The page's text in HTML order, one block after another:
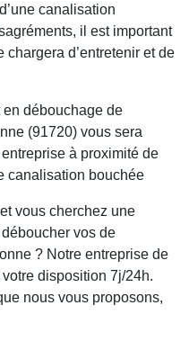
canalisation
il est important
d’entretenir et de
débouchage de
(91720) vous sera
à proximité de
canalisation bouchée
vous cherchez une
vos de
? Notre entreprise de
disposition 7j/24h.
nous vous proposons,